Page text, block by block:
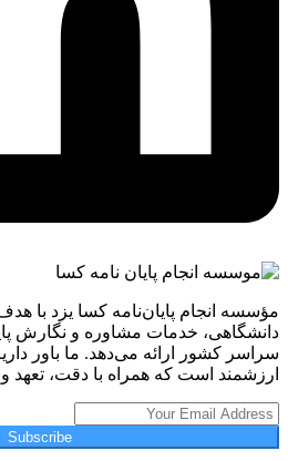
مؤسسه انجام پایان‌نامه کسا یزد با
دانشگاهی، خدمات مشاوره و نگارش
سراسر کشور ارائه می‌دهد. ما باور
ارزشمند است که همراه با دقت، تعهد
Subscribe